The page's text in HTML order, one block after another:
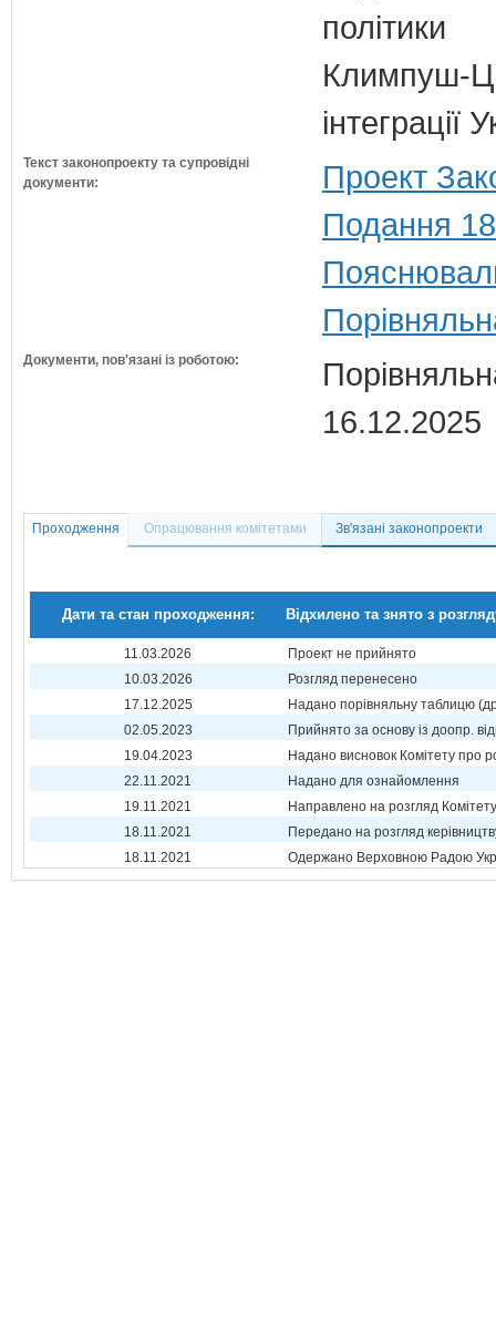
політики
Климпуш-
Текст законопроекту та супровідні
документи:
Проект
Подання
Документи, пов'язані із роботою:
16.12.2025
Проходження Опрацювання комітетами Зв'язані законопроекти
Дати та стан проходження: Відхилено та знято з
11.03.2026
Проект не прийнято
10.03.2026
Розгляд перенесено
17.12.2025
Надано порівняльну таблицю
02.05.2023
Прийнято за основу із доопр.
19.04.2023
Надано висновок Комітету про
22.11.2021
Надано для ознайомлення
19.11.2021
Направлено на розгляд Комітету
18.11.2021
Передано на розгляд
18.11.2021
Одержано Верховною Радою